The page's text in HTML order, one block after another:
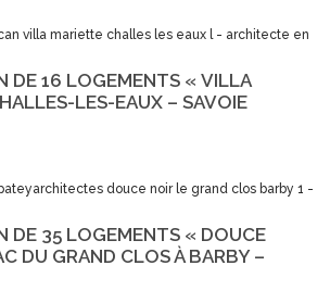
DE 16 LOGEMENTS « VILLA
LES-EAUX – SAVOIE
DE 35 LOGEMENTS « DOUCE
DU GRAND CLOS À BARBY –